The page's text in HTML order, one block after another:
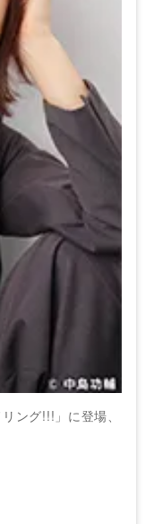
ング!!!」に登場、